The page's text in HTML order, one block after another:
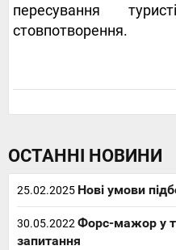
ОСТАННІ НОВИНИ
25.02.2025 Нові умови
30.05.2022 Форс-мажор у
запитання
пересування
стовпотворення.